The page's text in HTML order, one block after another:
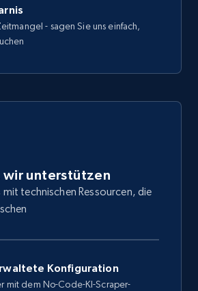
- sagen Sie uns einfach,
wir unterstützen
mit technischen Ressourcen, die
Konfiguration
mit dem No-Code-KI-Scraper-